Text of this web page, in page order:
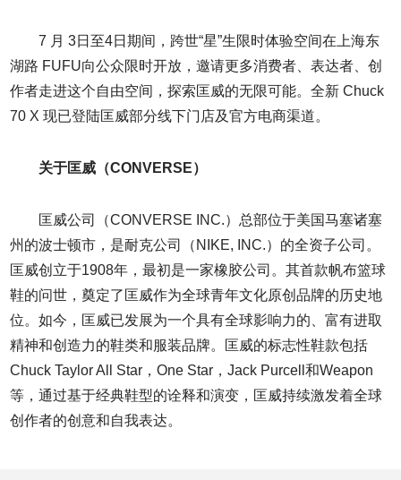
7 月 3日至4日期间，跨世“星”生限时体验空间在上海东
湖路 FUFU向公众限时开放，邀请更多消费者、表达者、创
作者走进这个自由空间，探索匡威的无限可能。全新 Chuck
70 X 现已登陆匡威部分线下门店及官方电商渠道。
关于匡威（CONVERSE）
匡威公司（CONVERSE INC.）总部位于美国马塞诸塞
州的波士顿市，是耐克公司（NIKE, INC.）的全资子公司。
匡威创立于1908年，最初是一家橡胶公司。其首款帆布篮球
鞋的问世，奠定了匡威作为全球青年文化原创品牌的历史地
位。如今，匡威已发展为一个具有全球影响力的、富有进取
精神和创造力的鞋类和服装品牌。匡威的标志性鞋款包括
Chuck Taylor All Star，One Star，Jack Purcell和Weapon
等，通过基于经典鞋型的诠释和演变，匡威持续激发着全球
创作者的创意和自我表达。